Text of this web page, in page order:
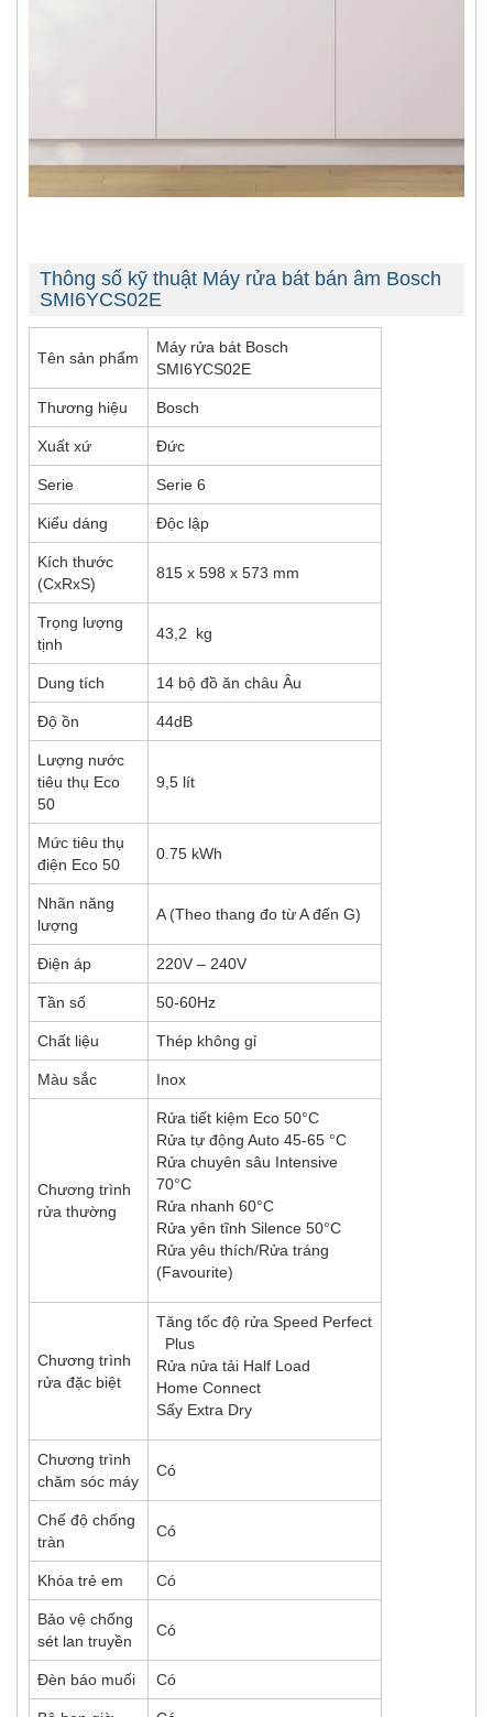
Thông số kỹ thuật Máy rửa bát bán âm Bosch
SMI6YCS02E
Tên sản phẩm
Máy rửa bát Bosch
SMI6YCS02E
Thương hiệu Bosch
Xuất xứ Đức
Serie Serie 6
Kiểu dáng Độc lập
Kích thước
(CxRxS)
815 x 598 x 573 mm
Trọng lượng
tịnh
43,2 kg
Dung tích 14 bộ đồ ăn châu Âu
Độ ồn 44dB
Lượng nước
tiêu thụ Eco
50
9,5 lít
Mức tiêu thụ
điện Eco 50
0.75 kWh
Nhãn năng
lượng
A (Theo thang đo từ A đến G)
Điện áp 220V – 240V
Tần số 50-60Hz
Chất liệu Thép không gỉ
Màu sắc Inox
Chương trình
rửa thường
Rửa tiết kiệm Eco 50°C
Rửa tự động Auto 45-65 °C
Rửa chuyên sâu Intensive
70°C
Rửa nhanh 60°C
Rửa yên tĩnh Silence 50°C
Rửa yêu thích/Rửa tráng
(Favourite)
Chương trình
rửa đặc biệt
Tăng tốc độ rửa Speed Perfect
Plus
Rửa nửa tải Half Load
Home Connect
Sấy Extra Dry
Chương trình
chăm sóc máy
Có
Chế độ chống
tràn
Có
Khóa trẻ em Có
Bảo vệ chống
sét lan truyền
Có
Đèn báo muối Có